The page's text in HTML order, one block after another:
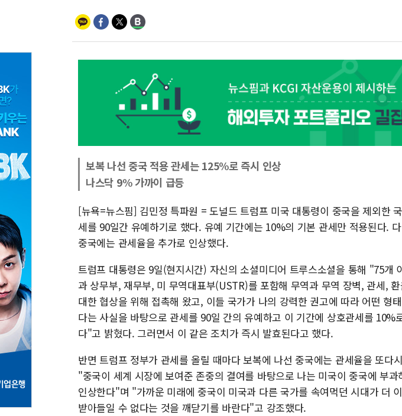
'호우 특보' 경북 울
주말 무더위·열대야
충북 주말 무더위 지
10월 보완수사권 폐
한상협, 업계 개인정
민주당, 오늘 제주·
뉴욕증시, 고용 쇼크
유럽증시, 美 고용
보복 나선 중국 적용 관세는 125%로 즉시 인상
나스닥 9% 가까이 급등
[뉴욕=뉴스핌] 김민정 특파원 = 도널드 트럼프 미국 대통령이 중국을 제외한
세를 90일간 유예하기로 했다. 유예 기간에는 10%의 기본 관세만 적용된다.
중국에는 관세율을 추가로 인상했다.
트럼프 대통령은 9일(현지시간) 자신의 소셜미디어 트루스소셜을 통해 "75개
과 상무부, 재무부, 미 무역대표부(USTR)를 포함해 무역과 무역 장벽, 관세,
대한 협상을 위해 접촉해 왔고, 이들 국가가 나의 강력한 권고에 따라 어떤 형
다는 사실을 바탕으로 관세를 90일 간의 유예하고 이 기간에 상호관세를 10%
다"고 밝혔다. 그러면서 이 같은 조치가 즉시 발효된다고 했다.
반면 트럼프 정부가 관세를 올릴 때마다 보복에 나선 중국에는 관세율을 또다
"중국이 세계 시장에 보여준 존중의 결여를 바탕으로 나는 미국이 중국에 부
인상한다"며 "가까운 미래에 중국이 미국과 다른 국가를 속여먹던 시대가 더
받아들일 수 없다는 것을 깨닫기를 바란다"고 강조했다.